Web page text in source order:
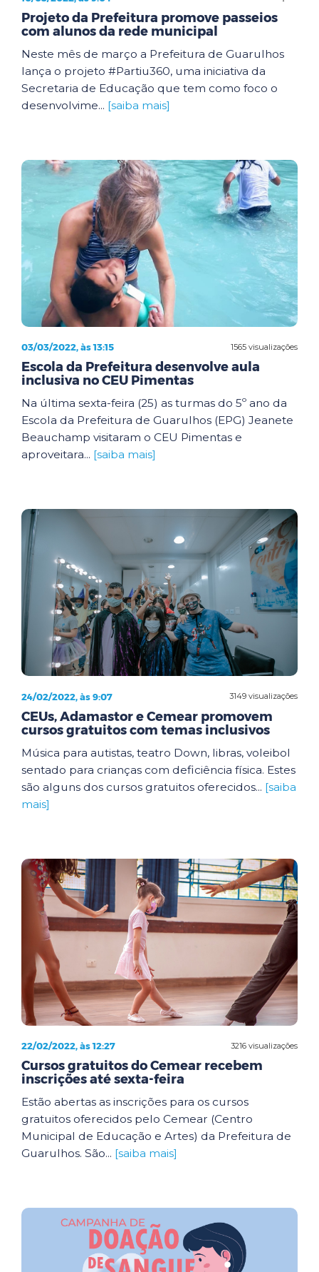
Projeto da Prefeitura promove passeios
com alunos da rede municipal
Neste mês de março a Prefeitura de Guarulhos
lança o projeto #Partiu360, uma iniciativa da
Secretaria de Educação que tem como foco o
desenvolvime... [saiba mais]
1565 visualizações
03/03/2022, às 13:15
Escola da Prefeitura desenvolve aula
inclusiva no CEU Pimentas
Na última sexta-feira (25) as turmas do 5º ano da
Escola da Prefeitura de Guarulhos (EPG) Jeanete
Beauchamp visitaram o CEU Pimentas e
aproveitara... [saiba mais]
3149 visualizações
24/02/2022, às 9:07
CEUs, Adamastor e Cemear promovem
cursos gratuitos com temas inclusivos
Música para autistas, teatro Down, libras, voleibol
sentado para crianças com deficiência física. Estes
são alguns dos cursos gratuitos oferecidos... [saiba
mais]
3216 visualizações
22/02/2022, às 12:27
Cursos gratuitos do Cemear recebem
inscrições até sexta-feira
Estão abertas as inscrições para os cursos
gratuitos oferecidos pelo Cemear (Centro
Municipal de Educação e Artes) da Prefeitura de
Guarulhos. São... [saiba mais]